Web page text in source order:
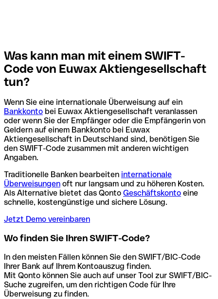
Was kann man mit einem SWIFT-
Code von Euwax Aktiengesellschaft
tun?
Wenn Sie eine internationale Überweisung auf ein
Bankkonto bei Euwax Aktiengesellschaft veranlassen
oder wenn Sie der Empfänger oder die Empfängerin von
Geldern auf einem Bankkonto bei Euwax
Aktiengesellschaft in Deutschland sind, benötigen Sie
den SWIFT-Code zusammen mit anderen wichtigen
Angaben.
Traditionelle Banken bearbeiten internationale
Überweisungen oft nur langsam und zu höheren Kosten.
Als Alternative bietet das Qonto Geschäftskonto eine
schnelle, kostengünstige und sichere Lösung.
Jetzt Demo vereinbaren
Wo finden Sie Ihren SWIFT-Code?
In den meisten Fällen können Sie den SWIFT/BIC-Code
Ihrer Bank auf Ihrem Kontoauszug finden.
Mit Qonto können Sie auch auf unser Tool zur SWIFT/BIC-
Suche zugreifen, um den richtigen Code für Ihre
Überweisung zu finden.